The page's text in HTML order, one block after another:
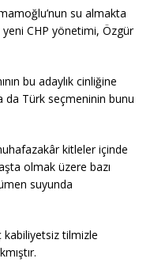
su almakta
yeni CHP yönetimi, Özgür
bu adaylık cinliğine
da Türk seçmeninin bunu
kitleler içinde
olmak üzere bazı
suyunda
kabiliyetsiz tilmizle